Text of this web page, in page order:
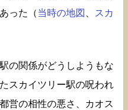
った（当時の地図
スカ
の関係がどうしようもな
スカイツリー駅の呪われ
営の相性の悪さ、カオス